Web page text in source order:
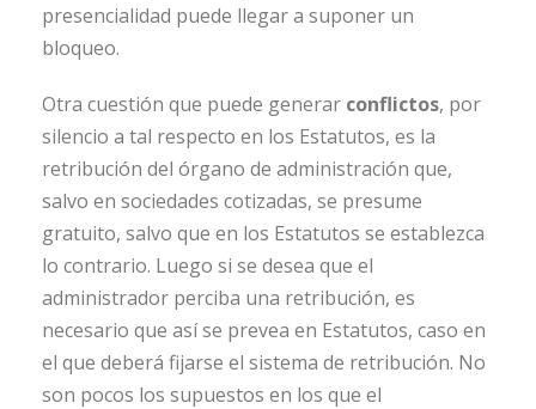
presencialidad puede llegar a suponer un
bloqueo.
Otra cuestión que puede generar conflictos, por
silencio a tal respecto en los Estatutos, es la
retribución del órgano de administración que,
salvo en sociedades cotizadas, se presume
gratuito, salvo que en los Estatutos se establezca
lo contrario. Luego si se desea que el
administrador perciba una retribución, es
necesario que así se prevea en Estatutos, caso en
el que deberá fijarse el sistema de retribución. No
son pocos los supuestos en los que el